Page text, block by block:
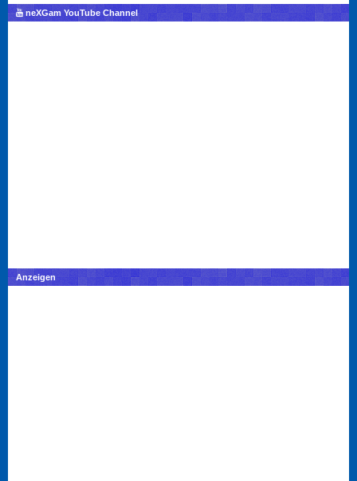
neXGam YouTube Channel
Anzeigen